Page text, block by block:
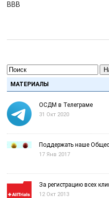
ВВВ
МАТЕРИАЛЫ
ОСДМ в Телеграме
31 Окт 2020
Поддержать наше
17 Янв 2017
За регистрацию всех
12 Окт 2013